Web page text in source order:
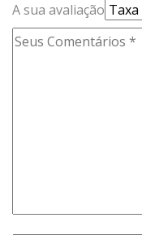
A sua avaliação